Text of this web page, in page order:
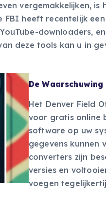
vergemakkelijken,
FBI heeft recentelijk
downloaders,
deze tools kan u in
De
Het Denver Field
voor gratis online
software op uw
gegevens kunnen
converters zijn
versies en
voegen